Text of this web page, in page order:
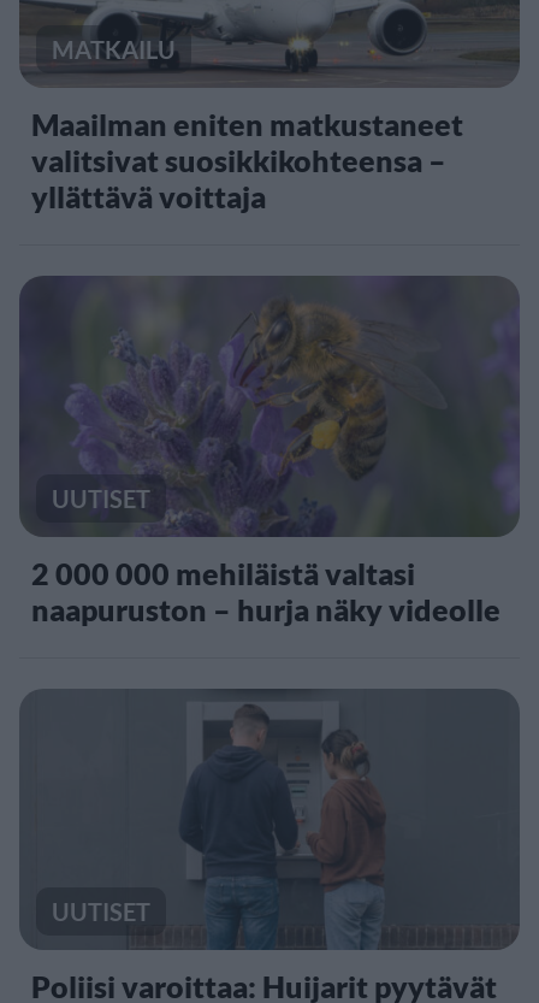
MATKAILU
Maailman eniten matkustaneet
valitsivat suosikkikohteensa –
yllättävä voittaja
UUTISET
2 000 000 mehiläistä valtasi
naapuruston – hurja näky videolle
UUTISET
Poliisi varoittaa: Huijarit pyytävät